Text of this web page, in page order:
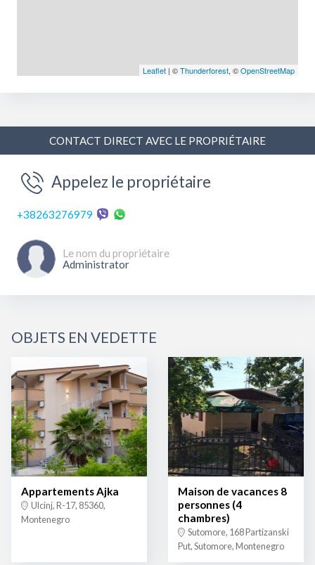
Leaflet | ©Thunderforest, ©OpenStreetMap
CONTACT DIRECT AVEC LE PROPRIÉTAIRE
Appelez le propriétaire
+38263276979
Le nom du propriétaire
Administrator
OBJETS EN VEDETTE
Appartements Ajka
Ulcinj, R-17, 85360,
Montenegro
Maison de vacances 8
personnes (4
chambres)
Sutomore, 168 Partizanski
Put, Sutomore, Montenegro